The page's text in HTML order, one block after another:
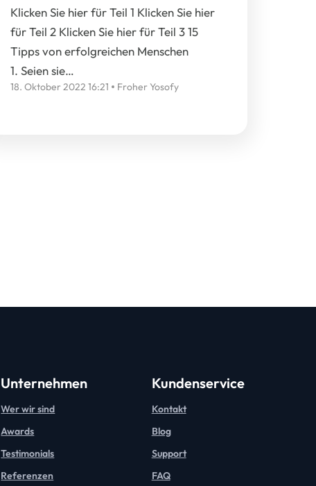
Klicken Sie hier für Teil 1 Klicken Sie hier
für Teil 2 Klicken Sie hier für Teil 3 15
Tipps von erfolgreichen Menschen
1. Seien sie…
18. Oktober 2022 16:21 Froher Yosofy
Unternehmen
Wer wir sind
Awards
Testimonials
Referenzen
Kundenservice
Kontakt
Blog
Support
FAQ